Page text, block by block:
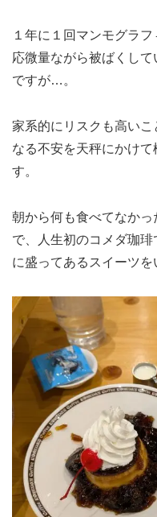
１年に１回マンモグラ
応微量ながら被ばくし
ですが…。
家系的にリスクも高い
なる不安を天秤にかけ
す。
朝から何も食べてなか
で、人生初のコメダ珈
に盛ってあるスイーツを